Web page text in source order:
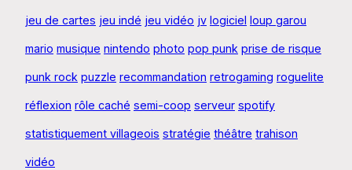
jeu de cartes jeu indé jeu vidéo jv logiciel loup garou
mario musique nintendo photo pop punk prise de risque
punk rock puzzle recommandation retrogaming roguelite
réflexion rôle caché semi-coop serveur spotify
statistiquement villageois stratégie théâtre trahison
vidéo